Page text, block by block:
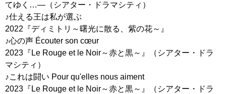
てゆく…―（シアター・ドラマシティ）
♪仕える王は私が選ぶ
2022『ディミトリ～曙光に散る、紫の花～』
♪心の声 Écouter son cœur
2023『Le Rouge et le Noir～赤と黒～』（シアター・ドラ
マシティ）
♪これは闘い Pour qu'elles nous aiment
2023『Le Rouge et le Noir～赤と黒～』（シアター・ドラ